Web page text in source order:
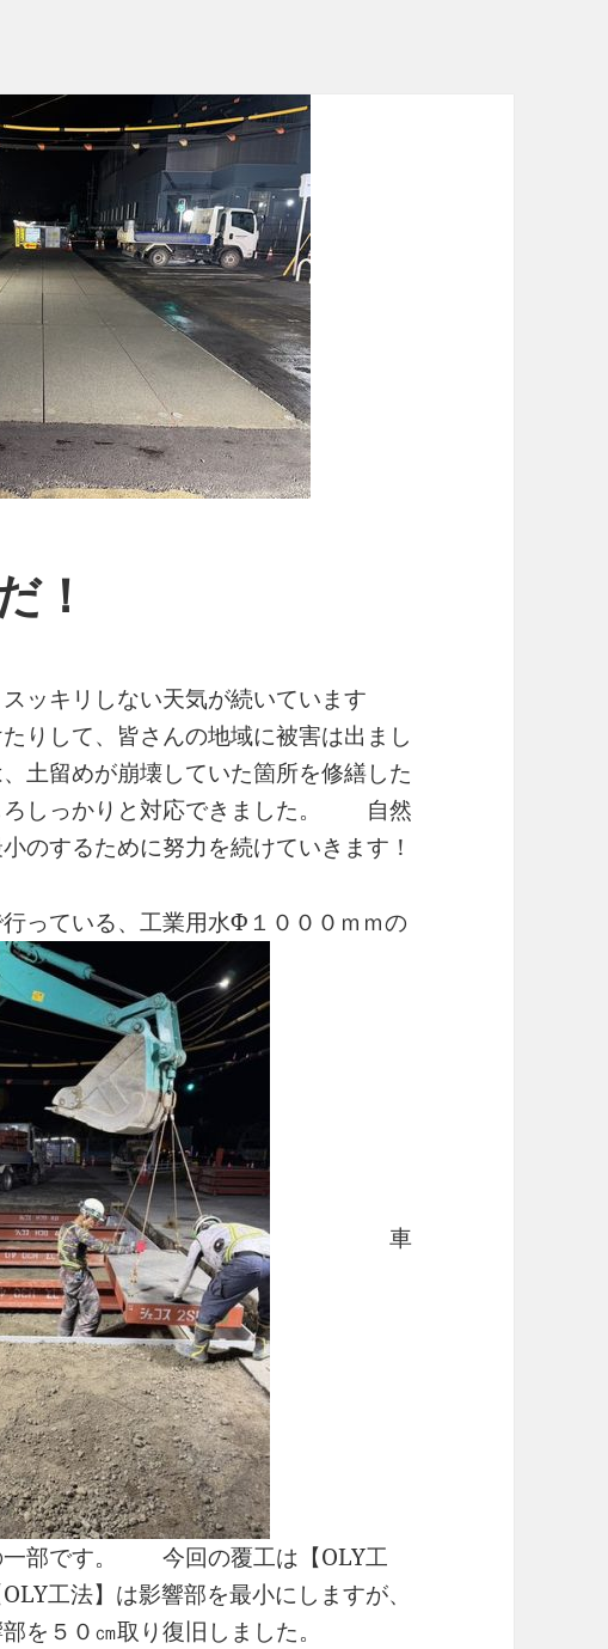
！
キリしない天気が続いています
して、皆さんの地域に被害は出まし
留めが崩壊していた箇所を修繕した
ろしっかりと対応できました。 自然
のするために努力を続けていきます！
っている、工業用水Φ１０００ｍｍの
車
一部です。 今回の覆工は【OLY工
工法】は影響部を最小にしますが、
を５０㎝取り復旧しました。